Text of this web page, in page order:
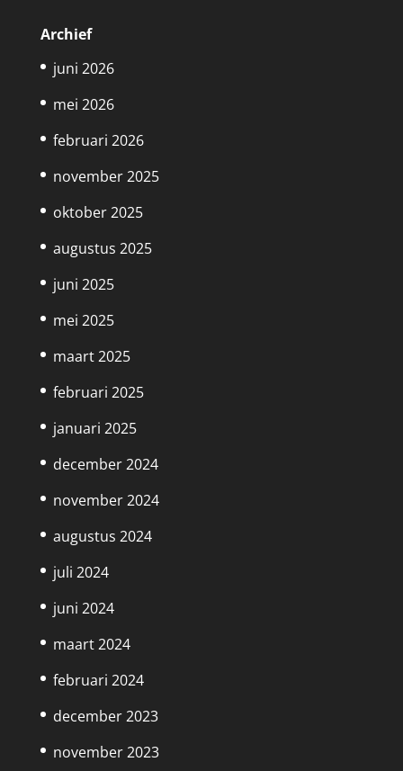
Archief
juni 2026
mei 2026
februari 2026
november 2025
oktober 2025
augustus 2025
juni 2025
mei 2025
maart 2025
februari 2025
januari 2025
december 2024
november 2024
augustus 2024
juli 2024
juni 2024
maart 2024
februari 2024
december 2023
november 2023